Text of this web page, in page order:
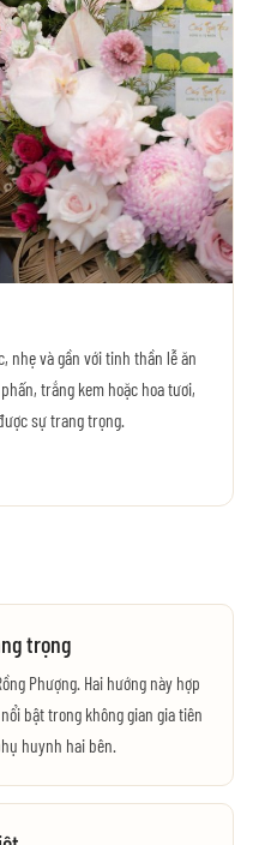
nhẹ và gần với tinh thần lễ ăn
trắng kem hoặc hoa tươi,
sự trang trọng.
trọng
Phượng. Hai hướng này hợp
bật trong không gian gia tiên
huynh hai bên.